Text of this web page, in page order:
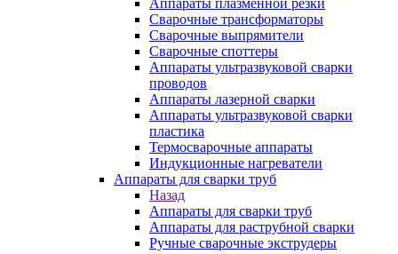
Аппараты плазменной резки
Сварочные трансформаторы
Сварочные выпрямители
Сварочные споттеры
Аппараты ультразвуковой сварки
проводов
Аппараты лазерной сварки
Аппараты ультразвуковой сварки
пластика
Термосварочные аппараты
Индукционные нагреватели
Аппараты для сварки труб
Назад
Аппараты для сварки труб
Аппараты для раструбной сварки
Ручные сварочные экструдеры